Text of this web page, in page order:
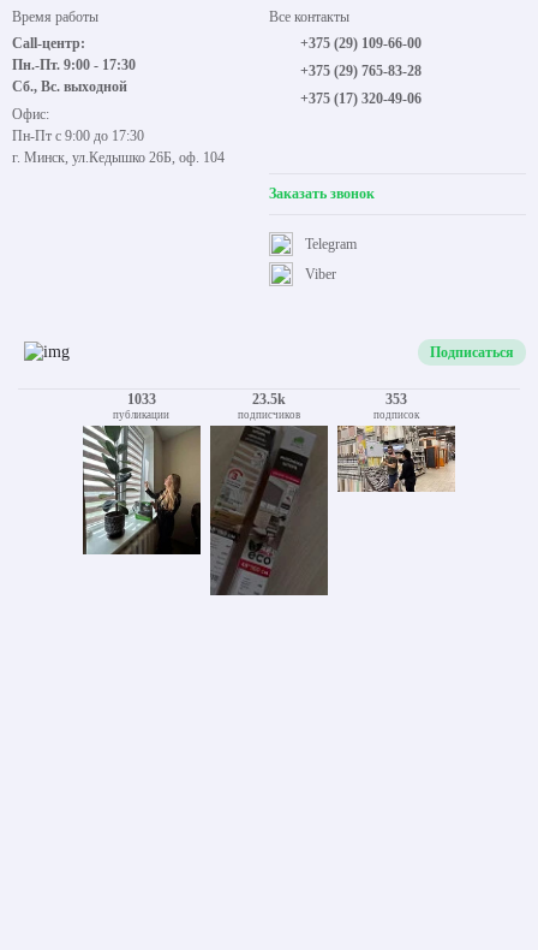
Время работы
Call-центр:
Пн.-Пт. 9:00 - 17:30
Сб., Вс. выходной
Офис:
Пн-Пт с 9:00 до 17:30
г. Минск, ул.Кедышко 26Б, оф. 104
Все контакты
+375 (29) 109-66-00
+375 (29) 765-83-28
+375 (17) 320-49-06
Заказать звонок
Viber
Telegram
Подписаться
1033
публикации
23.5k
подписчиков
353
подписок